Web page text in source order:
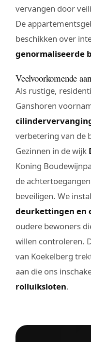
vervangen door
De
beschikken over
genormaliseerde
Veelvoorkomende
Als rustige,
Ganshoren
verbetering van de
Gezinnen in de wijk
Koning
de
beveiligen. We
deurkettingen en
oudere bewoners
willen controleren.
van Koekelberg
aan die ons
rolluiksloten.